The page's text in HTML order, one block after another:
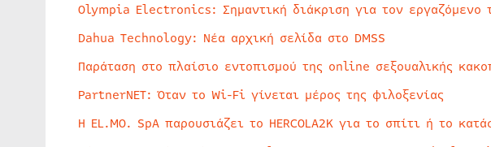
Olympia Electronics: Σημαντική διάκριση για τον εργαζόμενο
Dahua Technology: Νέα αρχική σελίδα στο DMSS
Παράταση στο πλαίσιο εντοπισμού της online σεξουαλικής
PartnerNET: Όταν το Wi-Fi γίνεται μέρος της φιλοξενίας
Η EL.MO. SpA παρουσιάζει το HERCOLA2K για το σπίτι ή το